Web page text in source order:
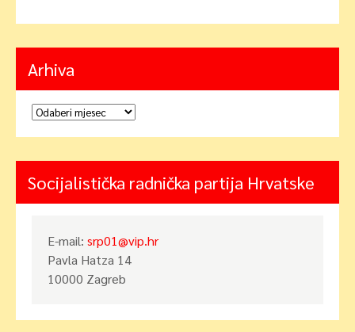
Arhiva
Arhiva
Socijalistička radnička partija Hrvatske
E-mail: srp01@vip.hr
Pavla Hatza 14
10000 Zagreb